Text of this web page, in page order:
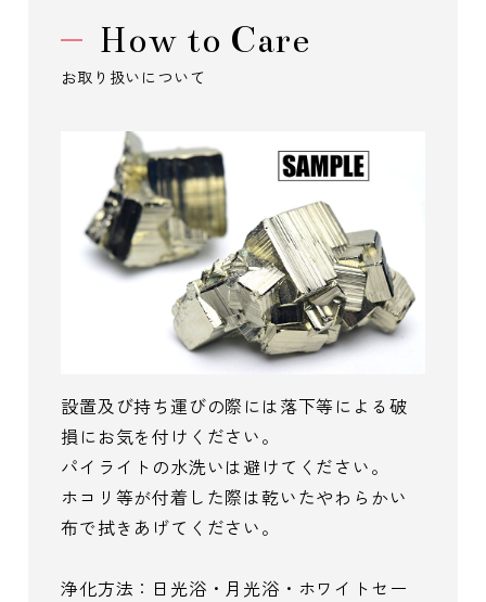
How to Care
お取り扱いについて
設置及び持ち運びの際には落下等による破
損にお気を付けください。
パイライトの水洗いは避けてください。
ホコリ等が付着した際は乾いたやわらかい
布で拭きあげてください。
浄化方法：日光浴・月光浴・ホワイトセー